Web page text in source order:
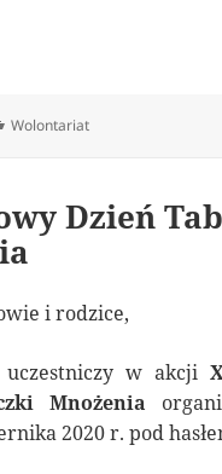
Kategorie
Wolontariat
Dzień
i rodzice,
uczestniczy w akcji
Mnożenia
2020 r. pod